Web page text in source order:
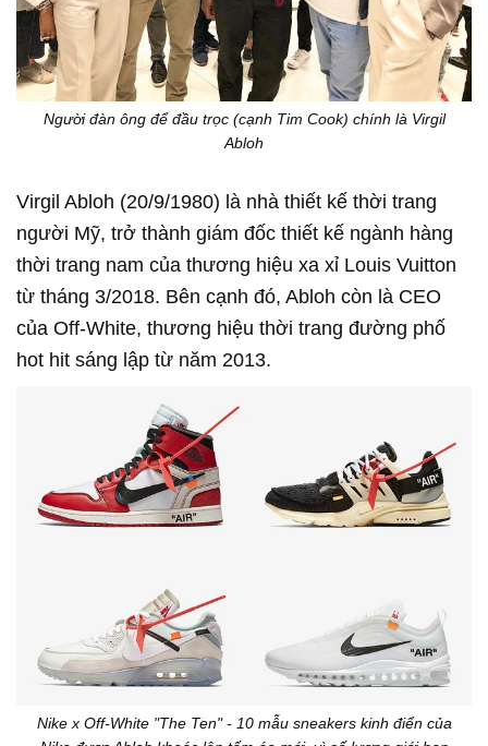
Người đàn ông để đầu trọc (cạnh Tim Cook) chính là Virgil
Abloh
Virgil Abloh (20/9/1980) là nhà thiết kế thời trang
người Mỹ, trở thành giám đốc thiết kế ngành hàng
thời trang nam của thương hiệu xa xỉ Louis Vuitton
từ tháng 3/2018. Bên cạnh đó, Abloh còn là CEO
của Off-White, thương hiệu thời trang đường phố
hot hit sáng lập từ năm 2013.
Nike x Off-White "The Ten" - 10 mẫu sneakers kinh điển của